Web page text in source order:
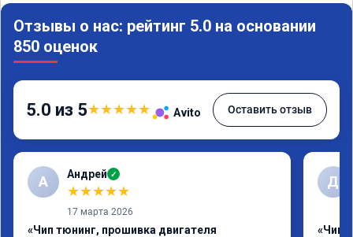
Отзывы о нас: рейтинг 5.0 на основании
850 оценок
5.0 из 5★★★★★ Avito Оставить отзыв
А Андрей ✓
★★★★★
17 марта 2026
«Чип тюнинг, прошивка двигателя
Д
«Чип